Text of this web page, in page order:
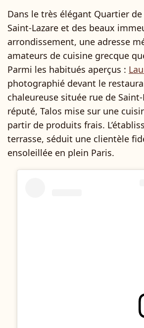
Dans le très élégant Quartier
Saint-Lazare et des beaux
arrondissement, une adresse
amateurs de cuisine grecque
Parmi les habitués aperçus :
photographié devant le
chaleureuse située rue de
réputé, Talos mise sur une
partir de produits frais.
terrasse, séduit une clientèle
ensoleillée en plein Paris.